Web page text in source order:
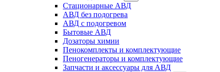
Стационарные АВД
АВД без подогрева
АВД с подогревом
Бытовые АВД
Дозаторы химии
Пенокомплекты и комплектующие
Пеногенераторы и комплектующие
Запчасти и аксессуары для АВД